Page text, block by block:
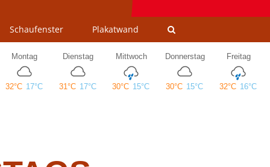
Schaufenster Plakatwand